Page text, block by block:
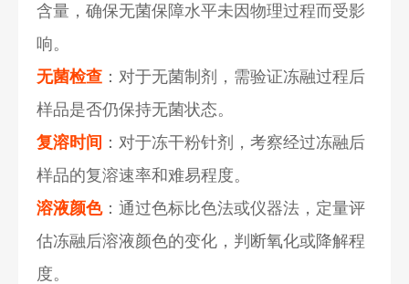
含量，确保无菌保障水平未因物理过程而受影
响。
无菌检查 ：对于无菌制剂，需验证冻融过程后
样品是否仍保持无菌状态。
复溶时间 ：对于冻干粉针剂，考察经过冻融后
样品的复溶速率和难易程度。
溶液颜色：通过色标比色法或仪器法，定量评
估冻融后溶液颜色的变化，判断氧化或降解程
度。